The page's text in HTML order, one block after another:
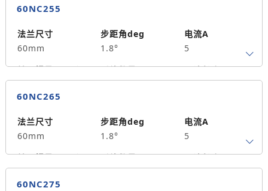
60NC255
法兰尺寸
60mm
步距角deg
1.8°
电流A
5
转子惯量g.cm²
4
引线数量
55
马达长度mm
1.5
490
60NC265
法兰尺寸
60mm
步距角deg
1.8°
电流A
5
转子惯量g.cm²
4
引线数量
65
马达长度mm
2
60NC275